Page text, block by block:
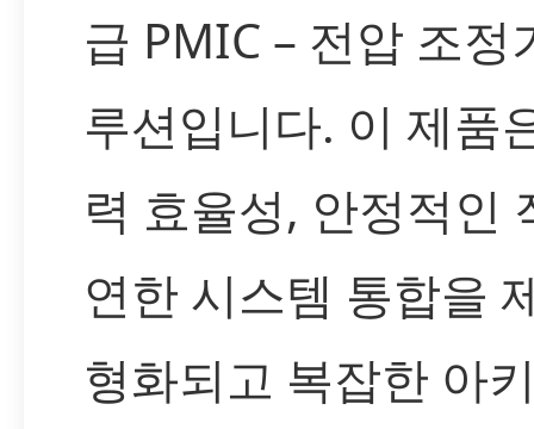
급 PMIC – 전압 조정
루션입니다. 이 제품
력 효율성, 안정적인
연한 시스템 통합을
형화되고 복잡한 아